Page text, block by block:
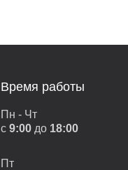
Время работы
Пн - Чт
с 9:00 до 18:00
Пт